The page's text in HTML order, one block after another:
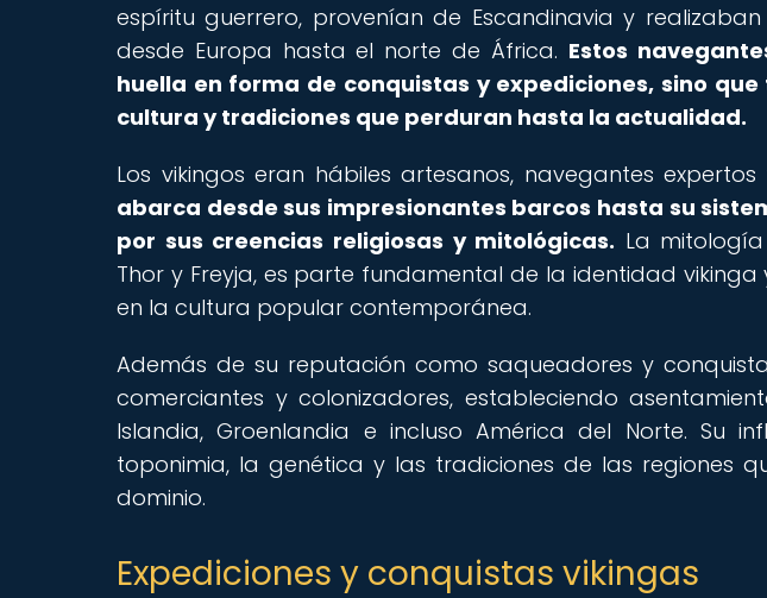
espíritu guerrero, provenían de Escandinavia y realizaban
desde Europa hasta el norte de África. Estos
huella en forma de conquistas y expediciones, sino
cultura y tradiciones que perduran hasta la actualidad.
Los vikingos eran hábiles artesanos, navegantes expertos
abarca desde sus impresionantes barcos hasta su
por sus creencias religiosas y mitológicas. La
Thor y Freyja, es parte fundamental de la identidad
en la cultura popular contemporánea.
Además de su reputación como saqueadores y
comerciantes y colonizadores, estableciendo
Islandia, Groenlandia e incluso América del Norte. Su
toponimia, la genética y las tradiciones de las regiones
dominio.
Expediciones y conquistas vikingas